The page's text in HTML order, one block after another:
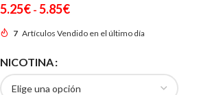
5.25€ - 5.85€
7 Artículos Vendido en el último día
NICOTINA